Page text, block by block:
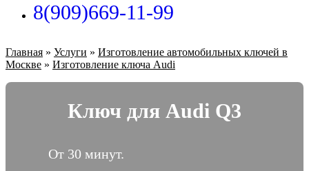
8(909)669-11-99
Главная » Услуги » Изготовление автомобильных ключей в
Москве » Изготовление ключа Audi
Ключ для Audi Q3
От 30 минут.